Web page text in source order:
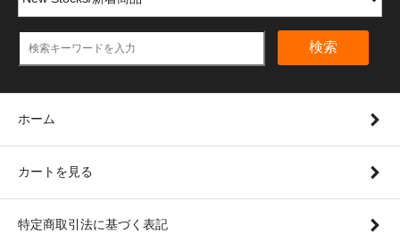
検索
ホーム
カートを見る
特定商取引法に基づく表記